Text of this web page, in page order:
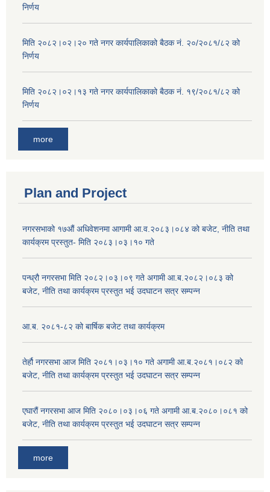
निर्णय
मिति २०८२।०२।२० गते नगर कार्यपालिकाको बैठक नं. २०/२०८१/८२ को
निर्णय
मिति २०८२।०२।१३ गते नगर कार्यपालिकाको बैठक नं. १९/२०८१/८२ को
निर्णय
more
Plan and Project
नगरसभाको १७औं अधिवेशनमा आगामी आ.व.२०८३।०८४ को बजेट, नीति तथा
कार्यक्रम प्रस्तुत- मिति २०८३।०३।१० गते
पन्ध्रौ नगरसभा मिति २०८२।०३।०९ गते अगामी आ.ब.२०८२।०८३ को
बजेट, नीति तथा कार्यक्रम प्रस्तुत भई उदघाटन सत्र सम्पन्न
आ.ब. २०८१-८२ को बार्षिक बजेट तथा कार्यक्रम
तेर्हौ नगरसभा आज मिति २०८१।०३।१० गते अगामी आ.ब.२०८१।०८२ को
बजेट, नीति तथा कार्यक्रम प्रस्तुत भई उदघाटन सत्र सम्पन्न
एघारौं नगरसभा आज मिति २०८०।०३।०६ गते अगामी आ.ब.२०८०।०८१ को
बजेट, नीति तथा कार्यक्रम प्रस्तुत भई उदघाटन सत्र सम्पन्न
more